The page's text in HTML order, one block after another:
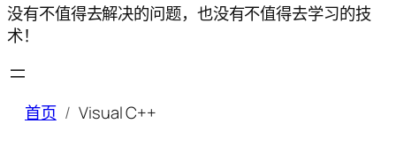
没有不值得去解决的问题，也没有不值得去学习的技
术！
首页 Visual C++